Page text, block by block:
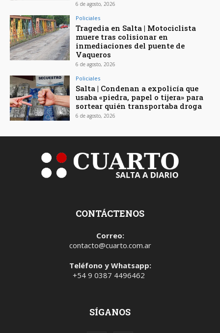
6 de agosto, 2026
Policiales
Tragedia en Salta | Motociclista
muere tras colisionar en
inmediaciones del puente de
Vaqueros
6 de agosto, 2026
Policiales
Salta | Condenan a expolicía que
usaba «piedra, papel o tijera» para
sortear quién transportaba droga
6 de agosto, 2026
CONTÁCTENOS
Correo:
contacto@cuarto.com.ar
Teléfono y Whatsapp:
+54 9 0387 4496462
SÍGANOS